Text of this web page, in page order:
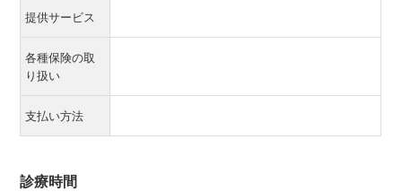
提供サービス
各種保険の取
り扱い
支払い方法
診療時間